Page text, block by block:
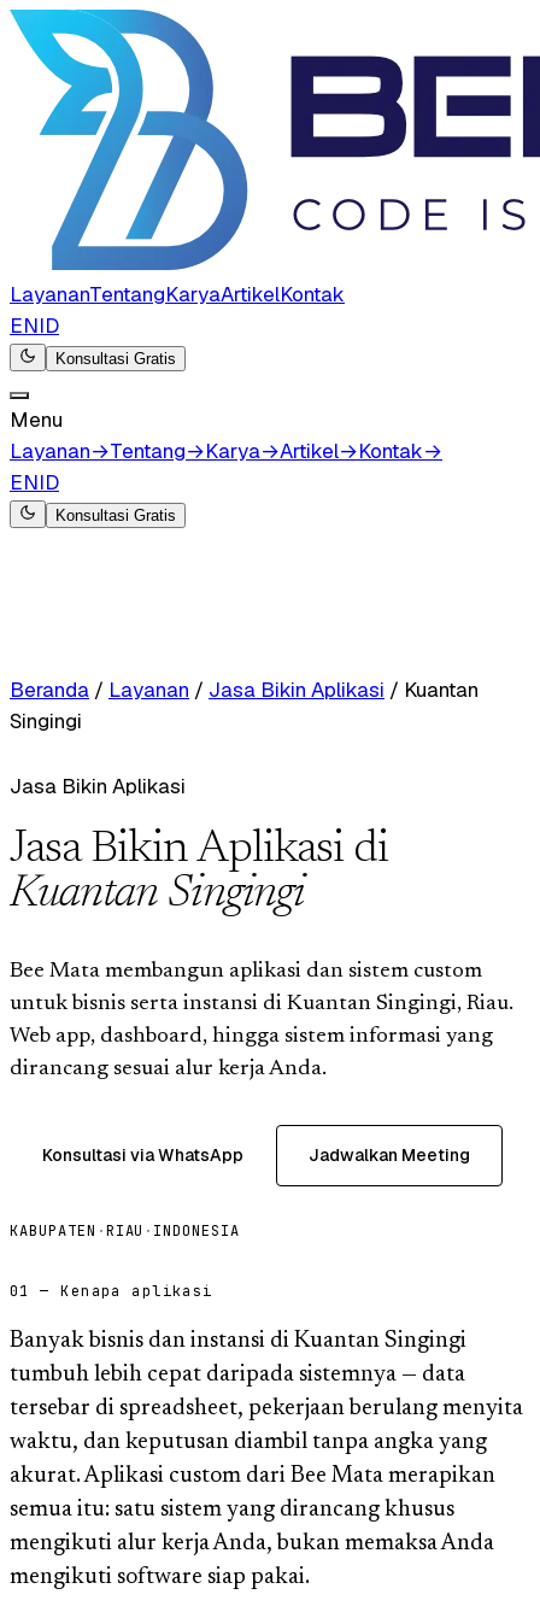
LayananTentangKaryaArtikelKontak
ENID
Konsultasi Gratis
Menu
Layanan→Tentang→Karya→Artikel→Kontak→
ENID
Konsultasi Gratis
Beranda / Layanan / Jasa Bikin Aplikasi / Kuantan
Singingi
Jasa Bikin Aplikasi
Jasa Bikin Aplikasi di
Kuantan Singingi
Bee Mata membangun aplikasi dan sistem custom
untuk bisnis serta instansi di Kuantan Singingi, Riau.
Web app, dashboard, hingga sistem informasi yang
dirancang sesuai alur kerja Anda.
Konsultasi via WhatsApp Jadwalkan Meeting
KABUPATEN ·RIAU · INDONESIA
01 — Kenapa aplikasi
Banyak bisnis dan instansi di Kuantan Singingi
tumbuh lebih cepat daripada sistemnya — data
tersebar di spreadsheet, pekerjaan berulang menyita
waktu, dan keputusan diambil tanpa angka yang
akurat. Aplikasi custom dari Bee Mata merapikan
semua itu: satu sistem yang dirancang khusus
mengikuti alur kerja Anda, bukan memaksa Anda
mengikuti software siap pakai.